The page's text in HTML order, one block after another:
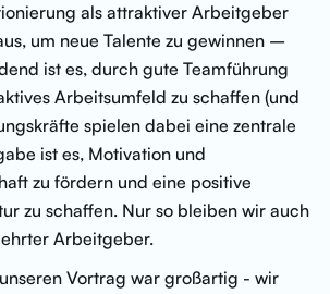
als attraktiver Arbeitgeber
um neue Talente zu gewinnen –
ist es, durch gute Teamführung
Arbeitsumfeld zu schaffen (und
spielen dabei eine zentrale
ist es, Motivation und
zu fördern und eine positive
zu schaffen. Nur so bleiben wir auch
Arbeitgeber.
Vortrag war großartig - wir